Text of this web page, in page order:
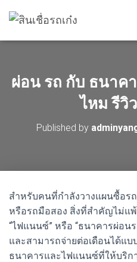
ผ่อน รถ กับ ธนาค
ไหม รีวิ
Published by
สำหรับคนที่กำลังวางแผนซื้อร
หรือรถมือสอง สิ่งที่สำคัญไม่แพ้
“ไฟแนนซ์” หรือ “ธนาคารผ่อน
และสามารถจ่ายต่อเดือนได้แ
ธนาคารและไฟแนนซ์ที่ให้บริก